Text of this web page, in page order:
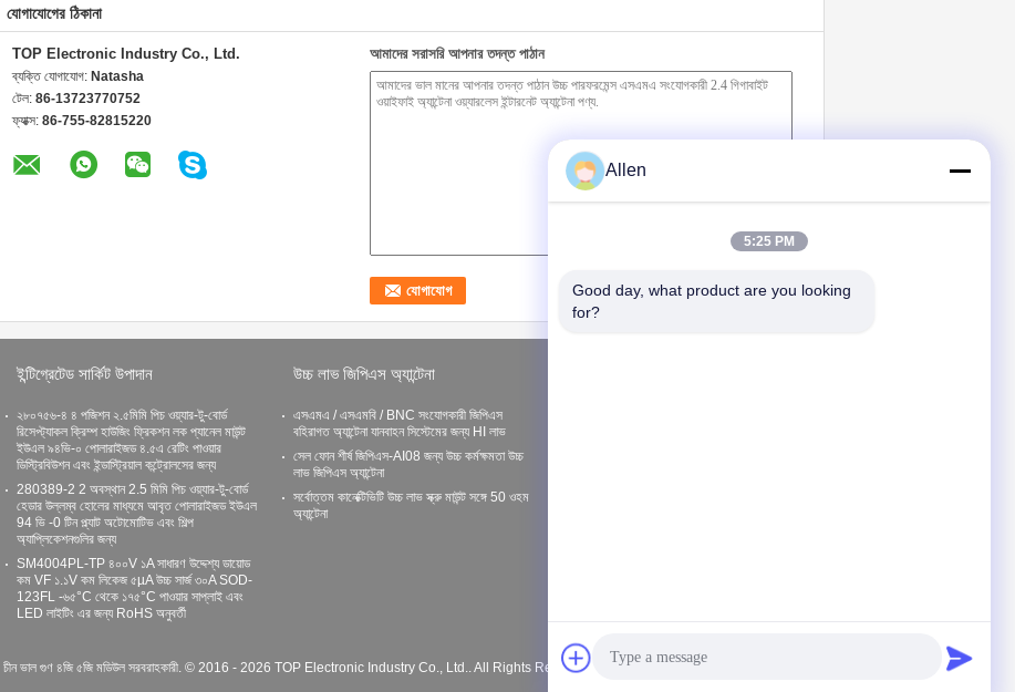
যোগাযোগের ঠিকানা
TOP Electronic Industry Co., Ltd.
ব্যক্তি যোগাযোগ: Natasha
টেল: 86-13723770752
ফ্যাক্স: 86-755-82815220
আমাদের সরাসরি আপনার তদন্ত পাঠান
ইন্টিগ্রেটেড সার্কিট উপাদান
২৮০৭৫৬-৪ ৪ পজিশন ২.৫মিমি পিচ ওয়্যার-টু-বোর্ড
রিসেপ্ট্যাকল ক্রিম্প হাউজিং ফ্রিকশন লক প্যানেল মাউন্ট
ইউএল ৯৪ভি-০ পোলারাইজড ৪.৫এ রেটিং পাওয়ার
ডিস্ট্রিবিউশন এবং ইন্ডাস্ট্রিয়াল কন্ট্রোলসের জন্য
280389-2 2 অবস্থান 2.5 মিমি পিচ ওয়্যার-টু-বোর্ড
হেডার উল্লম্ব হোলের মাধ্যমে আবৃত পোলারাইজড ইউএল
94 ভি -0 টিন প্ল্যাট অটোমোটিভ এবং শিল্প
অ্যাপ্লিকেশনগুলির জন্য
SM4004PL-TP ৪০০V ১A সাধারণ উদ্দেশ্য ডায়োড
কম VF ১.১V কম লিকেজ ৫µA উচ্চ সার্জ ৩০A SOD-
123FL -৬৫°C থেকে ১৭৫°C পাওয়ার সাপ্লাই এবং
LED লাইটিং এর জন্য RoHS অনুবর্তী
উচ্চ লাভ জিপিএস অ্যান্টেনা
এসএমএ / এসএমবি / BNC সংযোগকারী জিপিএস
বহিরাগত অ্যান্টেনা যানবাহন সিস্টেমের জন্য HI লাভ
সেল ফোন শীর্ষ জিপিএস-AI08 জন্য উচ্চ কর্মক্ষমতা উচ্চ
লাভ জিপিএস অ্যান্টেনা
সর্বোত্তম কানেক্টিভিটি উচ্চ লাভ স্ক্রু মাউন্ট সঙ্গে 50 ওহম
অ্যান্টেনা
| চীন ভাল গুণ ৪জি ৫জি মডিউল সরবরাহকারী. © 2016 - 2026 TOP Electronic Industry Co., Ltd.. All Rights Reserved.
Allen
5:25 PM
Good day, what product are you looking
for?